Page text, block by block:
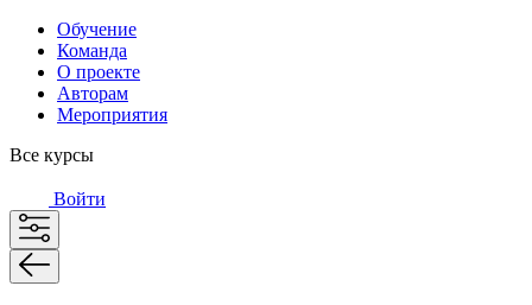
Обучение
Команда
О проекте
Авторам
Мероприятия
Все курсы
Войти